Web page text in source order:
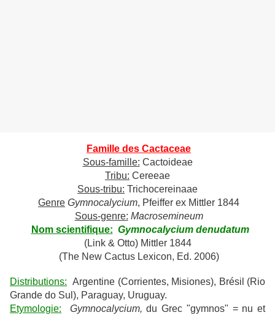
Famille des Cactaceae
Sous-famille: Cactoideae
Tribu: Cereeae
Sous-tribu: Trichocereinaae
Genre Gymnocalycium, Pfeiffer ex Mittler 1844
Sous-genre: Macrosemineum
Nom scientifique: Gymnocalycium denudatum
(Link & Otto) Mittler 1844
(The New Cactus Lexicon, Ed. 2006)
Distributions: Argentine (Corrientes, Misiones), Brésil (Rio
Grande do Sul), Paraguay, Uruguay.
Etymologie:
Gymnocalycium, du Grec "gymnos" = nu et